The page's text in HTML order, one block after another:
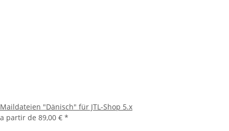
Maildateien "Dänisch" für JTL-Shop 5.x
a partir de 89,00 € *